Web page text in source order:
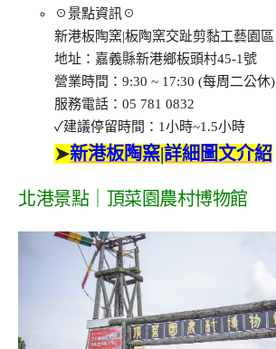
☉景點資訊☉
新港板陶窯|板陶窯交趾剪黏工藝園區
地址：嘉義縣新港鄉板頭村45-1號
營業時間：9:30 ~ 17:30 (每周二公休)
服務電話：05 781 0832
✓建議停留時間：1小時~1.5小時
➤新港板陶窯|詳細圖文介紹
北港景點｜頂菜園農村博物館